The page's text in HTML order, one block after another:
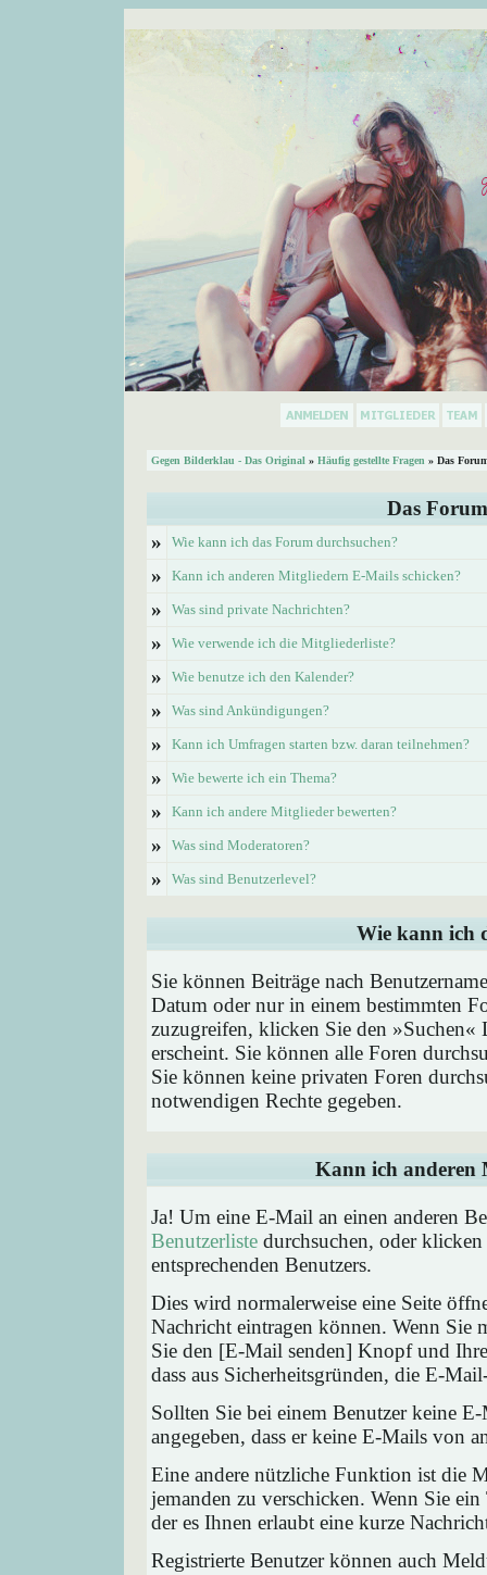
Gegen Bilderklau - Das Original » Häufig gestellte Fragen » Das
Das
»
Wie kann ich das Forum durchsuchen?
» Kann ich anderen Mitgliedern E-Mails schicken?
» Was sind private Nachrichten?
» Wie verwende ich die Mitgliederliste?
» Wie benutze ich den Kalender?
» Was sind Ankündigungen?
» Kann ich Umfragen starten bzw. daran teilnehmen?
» Wie bewerte ich ein Thema?
» Kann ich andere Mitglieder bewerten?
» Was sind Moderatoren?
» Was sind Benutzerlevel?
Wie kann ich
Sie können Beiträge nach
Datum oder nur in einem bestimmten
zuzugreifen, klicken Sie den »Suchen«
erscheint. Sie können alle Foren
Sie können keine privaten Foren
notwendigen Rechte gegeben.
Kann ich anderen
Ja! Um eine E-Mail an einen anderen
Benutzerliste durchsuchen, oder
entsprechenden Benutzers.
Dies wird normalerweise eine Seite
Nachricht eintragen können. Wenn
Sie den [E-Mail senden] Knopf und
dass aus Sicherheitsgründen, die E-
Sollten Sie bei einem Benutzer keine
angegeben, dass er keine E-Mails von
Eine andere nützliche Funktion ist die
jemanden zu verschicken. Wenn Sie
der es Ihnen erlaubt eine kurze
Registrierte Benutzer können auch